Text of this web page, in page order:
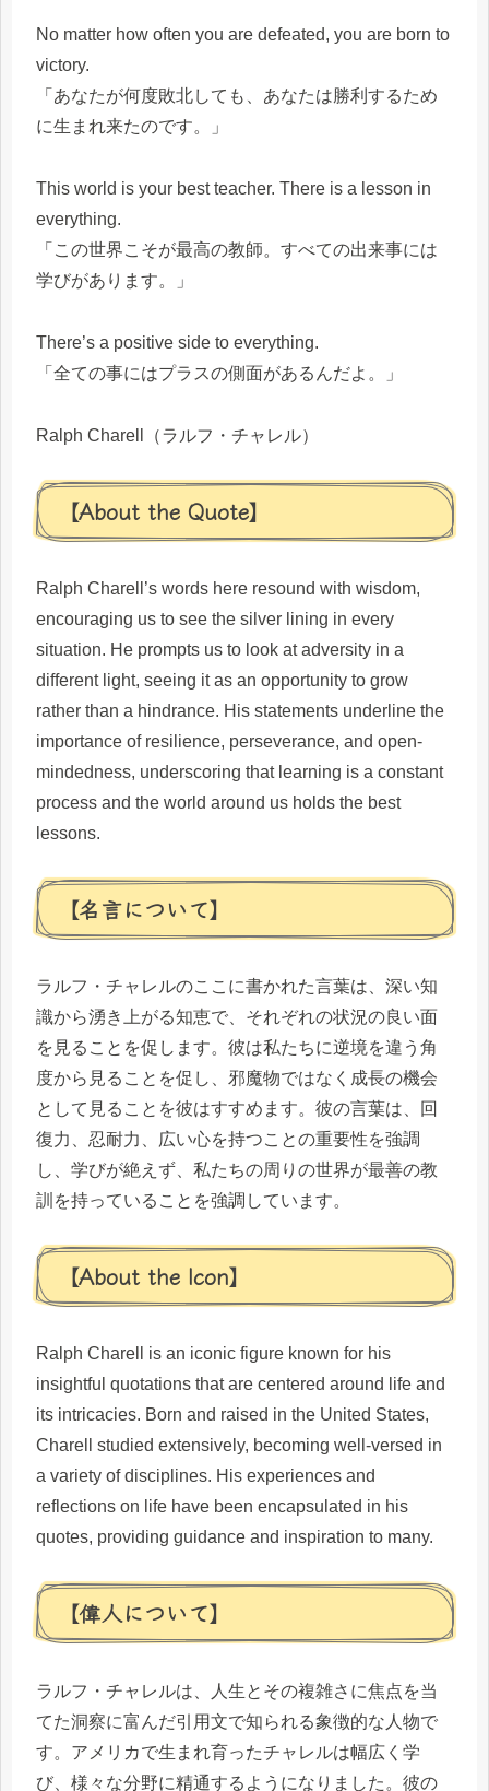
No matter how often you are defeated, you are born to
victory.
「あなたが何度敗北しても、あなたは勝利するため
に生まれ来たのです。」
This world is your best teacher. There is a lesson in
everything.
「この世界こそが最高の教師。すべての出来事には
学びがあります。」
There’s a positive side to everything.
「全ての事にはプラスの側面があるんだよ。」
Ralph Charell（ラルフ・チャレル）
【About the Quote】
Ralph Charell’s words here resound with wisdom,
encouraging us to see the silver lining in every
situation. He prompts us to look at adversity in a
different light, seeing it as an opportunity to grow
rather than a hindrance. His statements underline the
importance of resilience, perseverance, and open-
mindedness, underscoring that learning is a constant
process and the world around us holds the best
lessons.
【名言について】
ラルフ・チャレルのここに書かれた言葉は、深い知
識から湧き上がる知恵で、それぞれの状況の良い面
を見ることを促します。彼は私たちに逆境を違う角
度から見ることを促し、邪魔物ではなく成長の機会
として見ることを彼はすすめます。彼の言葉は、回
復力、忍耐力、広い心を持つことの重要性を強調
し、学びが絶えず、私たちの周りの世界が最善の教
訓を持っていることを強調しています。
【About the Icon】
Ralph Charell is an iconic figure known for his
insightful quotations that are centered around life and
its intricacies. Born and raised in the United States,
Charell studied extensively, becoming well-versed in
a variety of disciplines. His experiences and
reflections on life have been encapsulated in his
quotes, providing guidance and inspiration to many.
【偉人について】
ラルフ・チャレルは、人生とその複雑さに焦点を当
てた洞察に富んだ引用文で知られる象徴的な人物で
す。アメリカで生まれ育ったチャレルは幅広く学
び、様々な分野に精通するようになりました。彼の